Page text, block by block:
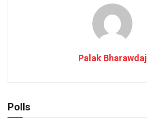
Palak Bharawdaj
Polls